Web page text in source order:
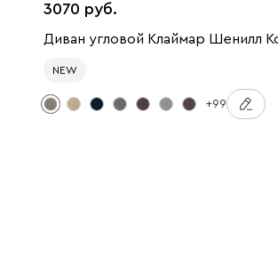
3070
Диван угловой Клаймар Шенилл
NEW
+99